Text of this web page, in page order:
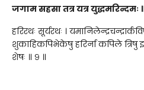
जगाम सहसा तत्र यत्र युद्धमरिन्दमः
हरिरथः सूर्यरथः ।
शुकाहिकपिभेकेषु हरिर्ना कपिले त्रिषु
शेषः ॥ ९ ॥